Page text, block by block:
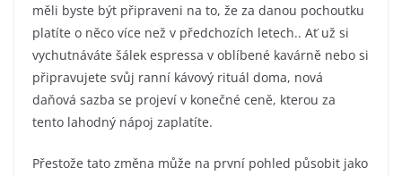
měli byste být připraveni na to, že za danou pochoutku
platíte o něco více než v předchozích letech.. Ať už si
vychutnáváte šálek espressa v oblíbené kavárně nebo si
připravujete svůj ranní kávový rituál doma, nová
daňová sazba se projeví v konečné ceně, kterou za
tento lahodný nápoj zaplatíte.
Přestože tato změna může na první pohled působit jako